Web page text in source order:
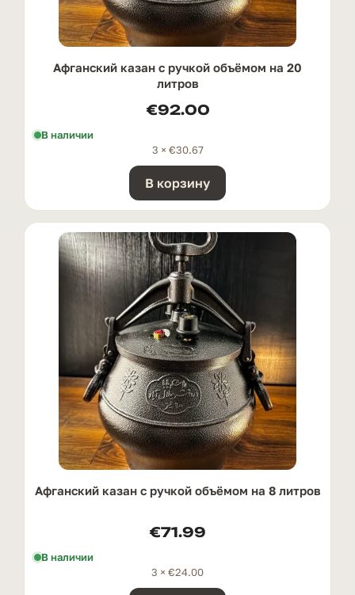
Афганский казан с ручкой oбъёмом на 20
литров
€92.00
В наличии
3 × €30.67
В корзину
Афганский казан с ручкой oбъёмом на 8 литров
€71.99
В наличии
3 × €24.00